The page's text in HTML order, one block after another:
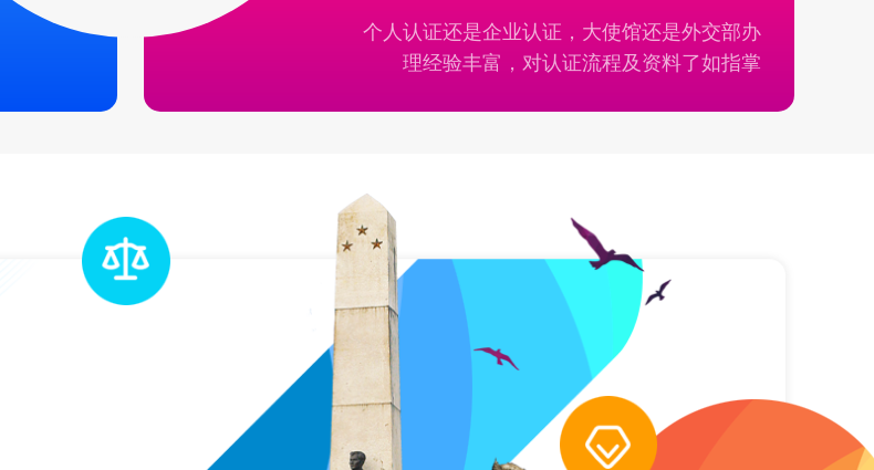
个人认证还是企业认证，大使馆还是外交部办
理经验丰富，对认证流程及资料了如指掌